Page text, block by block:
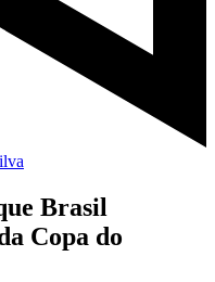
Brasil
Copa do